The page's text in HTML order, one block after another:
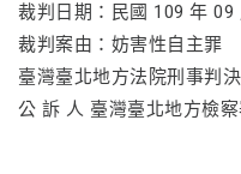
裁判日期：民國 109 年 09
裁判案由：妨害性自主罪
臺灣臺北地方法院刑事判
公 訴 人 臺灣臺北地方檢